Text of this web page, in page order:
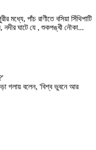
মধ্যে, পাঁচ রাণীতে বসিয়া সিঁথিপাটি
নদীর ঘাটে যে , শুকপঙ্খী নৌকা...
গলায় বলেন, 'বিশ্ব ভুবনে আর